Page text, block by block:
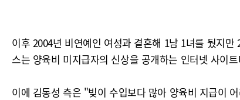
이후 2004년 비연예인 여성과 결혼해 1남 1녀를 뒀지
스는 양육비 미지급자의 신상을 공개하는 인터넷 사이
이에 김동성 측은 "빚이 수입보다 많아 양육비 지급이